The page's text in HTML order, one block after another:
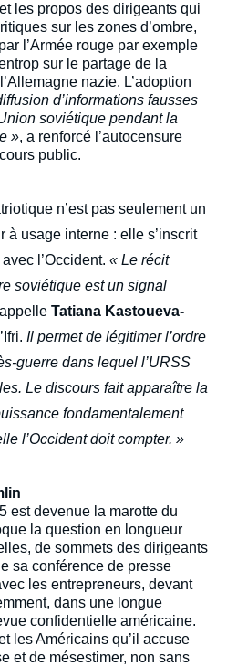
les propos des dirigeants qui
sur les zones d’ombre,
l’Armée rouge par exemple
sur le partage de la
nazie. L’adoption
d’informations fausses
soviétique pendant la
», a renforcé l’autocensure
public.
n’est pas seulement un
à usage interne : elle s’inscrit
l’Occident. « Le récit
soviétique est un signal
Tatiana Kastoueva-
Il permet de légitimer l’ordre
guerre dans lequel l’URSS
Le discours fait apparaître la
fondamentalement
l’Occident doit compter. »
est devenue la marotte du
la question en longueur
de sommets des dirigeants
sa conférence de presse
les entrepreneurs, devant
dans une longue
confidentielle américaine.
les Américains qu’il accuse
et de mésestimer, non sans